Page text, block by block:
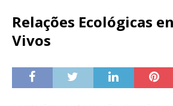
Relações Ecológicas
Vivos